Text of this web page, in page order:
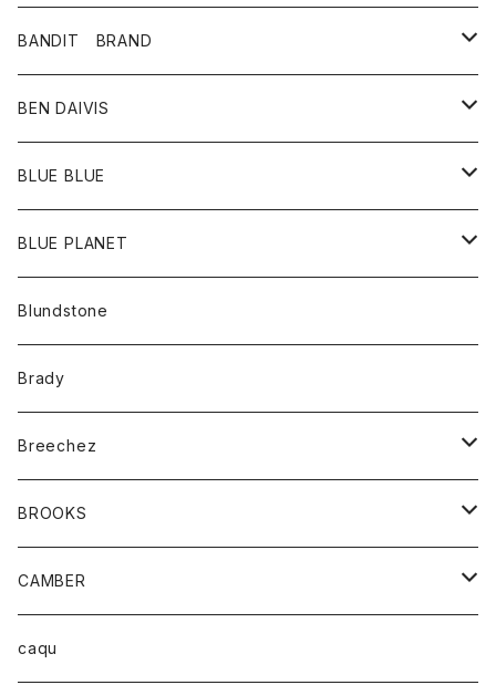
パンツ
靴
革ジャケット
アクセサリー
バッグ
ポーチ
BANDIT BRAND
トップス
Ｔシャツ
BEN DAIVIS
ポトム
パンツ
BLUE BLUE
アウター
カーディガン
コート
アクセサリー
バッグ
ベルト
キッズ
Tシャツ
グッズ
アンダーウェアー
カードホルダー
トップス
カーディガン
ボトム
オーバーオール
レディース
BLUE PLANET
サングラス
Blundstone
Brady
Breechez
シャツ
BROOKS
グッズ
靴
CAMBER
トップス
caqu